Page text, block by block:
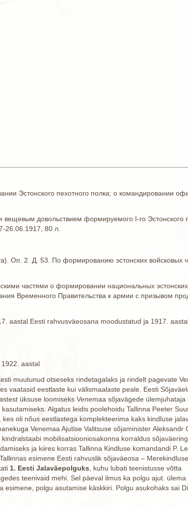
Эстонского пехотного полка; о командировании
довольствием формируемого I-го Эстонского
26.06.1917, 80 л.
2. Д. 53. По формированию эстонских войсковых
частями о формировании национальных эстонских
Временного Правительства к армии с призывом
aastal Eesti rahvusväeosana moodustatud ja 1917.
aastal
muutunud otseseks rindetagalaks ja rindelt pagevate
vaatasid eestlaste kui välismaalaste peale. Eesti
üksuse loomiseks Venemaa sõjavägede
Algatus leidis poolehoidu Tallinna Peeter
kes oli nõus eestlastega komplekteerima kaks kindluse
Venemaa Ajutise Valitsuse sõjaminister Aleksandr
kindralstaabi mobilisatsiooniosakonna korraldus
ja kiires korras Tallinna Kindluse komandandi P.
esimene Eesti rahvuslik sõjaväeosa –
1. Eesti Jalaväepolguks , kuhu lubati teenistusse võtta
teenivaid mehi. Sel päeval ilmus ka polgu ajut. ülema
esimene, polgu asutamise käskkiri. Polgu asukohaks sai